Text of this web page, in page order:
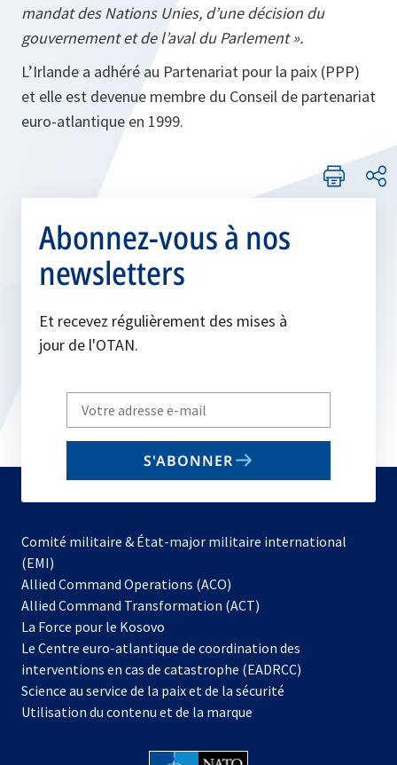
mandat des Nations Unies, d’une décision du
gouvernement et de l’aval du Parlement ».
L’Irlande a adhéré au Partenariat pour la paix (PPP)
et elle est devenue membre du Conseil de partenariat
euro-atlantique en 1999.
Abonnez-vous à nos
newsletters
Et recevez régulièrement des mises à
jour de l'OTAN.
Write
your
email
S'ABONNER
Comité militaire & État-major militaire international
(EMI)
Allied Command Operations (ACO)
dans
nouvel
onglet
Allied Command Transformation (ACT)
La Force pour le Kosovo
dans
un
nouvel
onglet
Le Centre euro-atlantique de coordination des
interventions en cas de catastrophe (EADRCC)
Science au service de la paix et de la sécurité
Utilisation du contenu et de la marque